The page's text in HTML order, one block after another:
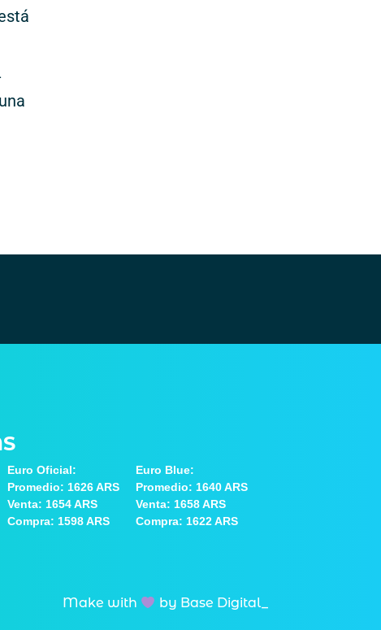
Euro Oficial:
Promedio: 1626 ARS
Venta: 1654 ARS
Compra: 1598 ARS
Euro Blue:
Promedio: 1640 ARS
Venta: 1658 ARS
Compra: 1622 ARS
Make with by Base Digital_